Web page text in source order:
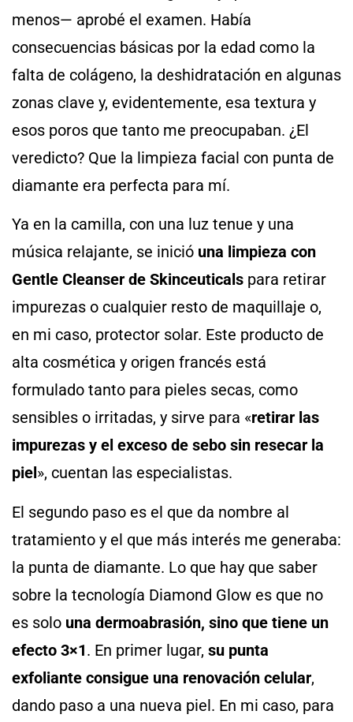
menos— aprobé el examen. Había
consecuencias básicas por la edad como la
falta de colágeno, la deshidratación en algunas
zonas clave y, evidentemente, esa textura y
esos poros que tanto me preocupaban. ¿El
veredicto? Que la limpieza facial con punta de
diamante era perfecta para mí.
Ya en la camilla, con una luz tenue y una
música relajante, se inició una limpieza con
Gentle Cleanser de Skinceuticals para retirar
impurezas o cualquier resto de maquillaje o,
en mi caso, protector solar. Este producto de
alta cosmética y origen francés está
formulado tanto para pieles secas, como
sensibles o irritadas, y sirve para «retirar las
impurezas y el exceso de sebo sin resecar la
piel», cuentan las especialistas.
El segundo paso es el que da nombre al
tratamiento y el que más interés me generaba:
la punta de diamante. Lo que hay que saber
sobre la tecnología Diamond Glow es que no
es solo una dermoabrasión, sino que tiene un
efecto 3×1. En primer lugar, su punta
exfoliante consigue una renovación celular,
dando paso a una nueva piel. En mi caso, para